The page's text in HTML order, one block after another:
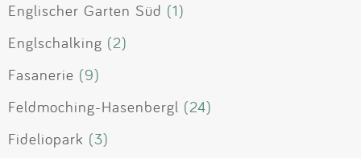
Englischer Garten Süd (1)
Englschalking (2)
Fasanerie (9)
Feldmoching-Hasenbergl (24)
Fideliopark (3)